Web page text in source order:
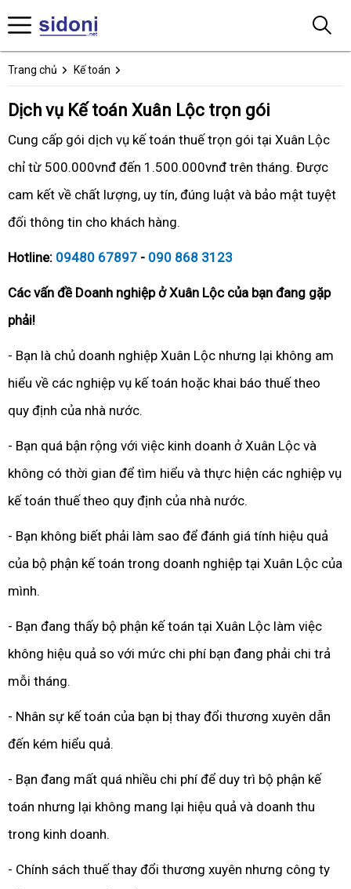
Trang chủ Kế toán
Dịch vụ Kế toán Xuân Lộc trọn gói
Cung cấp gói dịch vụ kế toán thuế trọn gói tại Xuân Lộc
chỉ từ 500.000vnđ đến 1.500.000vnđ trên tháng. Được
cam kết về chất lượng, uy tín, đúng luật và bảo mật tuyệt
đối thông tin cho khách hàng.
Hotline: 09480 67897 - 090 868 3123
Các vấn đề Doanh nghiệp ở Xuân Lộc của bạn đang gặp
phải!
- Bạn là chủ doanh nghiệp Xuân Lộc nhưng lại không am
hiểu về các nghiệp vụ kế toán hoặc khai báo thuế theo
quy định của nhà nước.
- Bạn quá bận rộng với việc kinh doanh ở Xuân Lộc và
không có thời gian để tìm hiểu và thực hiện các nghiệp vụ
kế toán thuế theo quy định của nhà nước.
- Bạn không biết phải làm sao để đánh giá tính hiệu quả
của bộ phận kế toán trong doanh nghiệp tại Xuân Lộc của
mình.
- Bạn đang thấy bộ phận kế toán tại Xuân Lộc làm việc
không hiệu quả so với mức chi phí bạn đang phải chi trả
mỗi tháng.
- Nhân sự kế toán của bạn bị thay đổi thương xuyên dẫn
đến kém hiểu quả.
- Bạn đang mất quá nhiều chi phí để duy trì bộ phận kế
toán nhưng lại không mang lại hiệu quả và doanh thu
trong kinh doanh.
- Chính sách thuế thay đổi thương xuyên nhưng công ty